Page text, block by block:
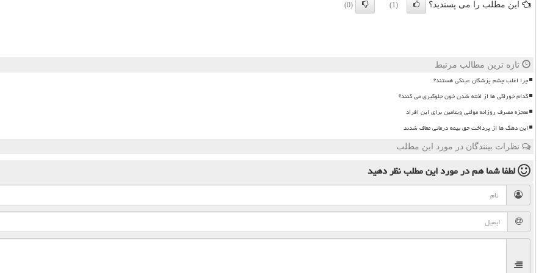
این مطلب را می پسندید؟ (1)
(0)
تازه ترین مطالب مرتبط
چرا اغلب چشم پزشکان عینکی هستند؟
کدام خوراکی ها از لخته شدن خون جلوگیری می کنند؟
معجزه مصرف روزانه مولتی ویتامین برای این افراد
این دهک ها از پرداخت حق بیمه درمانی معاف شدند
نظرات بینندگان در مورد این مطلب
لطفا شما همدر مورد این مطلبنظر دهید